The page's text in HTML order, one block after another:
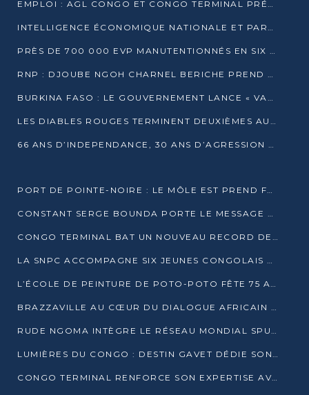
EMPLOI : AGL CONGO ET CONGO TERMINAL PRÉSÉLECTIONNENT PLUS DE 70 JEUNES À POINTE-NOIRE
INTELLIGENCE ÉCONOMIQUE NATIONALE ET PARTENARIATS INTERNATIONAUX : VERS UNE DOCTRINE SOUVERAINE DE SÉCURITÉ ÉCONOMIQUE
PRÈS DE 700 000 EVP MANUTENTIONNÉS EN SIX MOIS PAR CONGO TERMINAL
RNP : DJOUBE NGOH CHARNEL BERICHE PREND LES RÊNES DU PARTI
BURKINA FASO : LE GOUVERNEMENT LANCE « VACANCES UTILES 2026 » POUR FORMER LES ÉLÈVES À 15 MÉTIERS
LES DIABLES ROUGES TERMINENT DEUXIÈMES AU CHAMPIONNAT D’AFRIQUE ZONE 3
66 ANS D’INDEPENDANCE, 30 ANS D’AGRESSION RWAN DAISE : 4 PRESIDENCES, UN ECHEC COLLECTIF
PORT DE POINTE-NOIRE : LE MÔLE EST PREND FORME ET VISE LES GÉANTS DES MERS
CONSTANT SERGE BOUNDA PORTE LE MESSAGE DE COMPASSION DE DENIS SASSOU NGUESSO EN IRAN
CONGO TERMINAL BAT UN NOUVEAU RECORD DE PRODUCTIVITÉ AU PORT DE POINTE-NOIRE
LA SNPC ACCOMPAGNE SIX JEUNES CONGOLAIS AUX OLYMPIADES PANAFRICAINES DE MATHÉMATIQUES
L’ÉCOLE DE PEINTURE DE POTO-POTO FÊTE 75 ANS AU SERVICE DE L’ART CONGOLAIS
BRAZZAVILLE AU CŒUR DU DIALOGUE AFRICAIN SUR LES OBJECTIFS DE DÉVELOPPEMENT DURABLE
RUDE NGOMA INTÈGRE LE RÉSEAU MONDIAL SPUTNIK PRO APRÈS UNE FORMATION À MOSCOU
LUMIÈRES DU CONGO : DESTIN GAVET DÉDIE SON PRIX À L’UNITÉ NATIONALE ET À LA JEUNESSE
CONGO TERMINAL RENFORCE SON EXPERTISE AVEC NEUF NOUVEAUX FORMATEURS EN ENGINS PORTUAIRES